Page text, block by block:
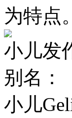
为特点。
小儿发
别名：
小儿